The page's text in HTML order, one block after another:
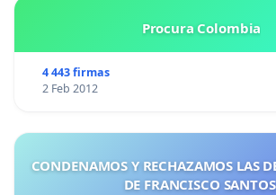
Procura Colombia
4 443 firmas
2 Feb 2012
CONDENAMOS Y RECHAZAMOS LAS
DE FRANCISCO